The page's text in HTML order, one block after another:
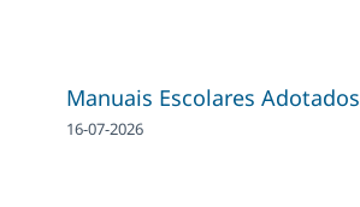
Manuais Escolares Adotados
16-07-2026